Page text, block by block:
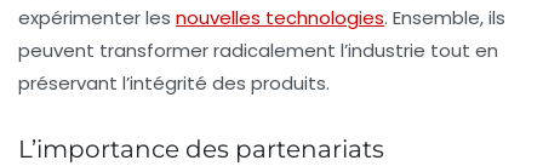
expérimenter les nouvelles technologies. Ensemble, ils
peuvent transformer radicalement l’industrie tout en
préservant l’intégrité des produits.
L’importance des partenariats